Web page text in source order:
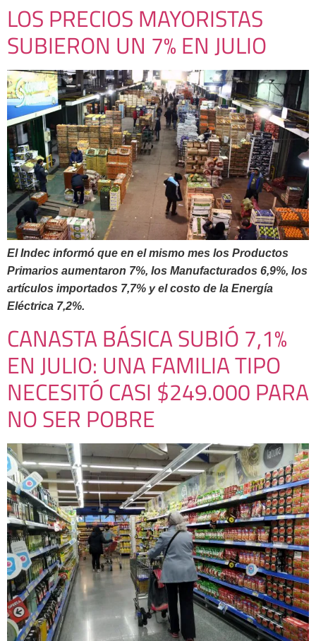
LOS PRECIOS MAYORISTAS
SUBIERON UN 7% EN JULIO
El Indec informó que en el mismo mes los Productos
Primarios aumentaron 7%, los Manufacturados 6,9%, los
artículos importados 7,7% y el costo de la Energía
Eléctrica 7,2%.
CANASTA BÁSICA SUBIÓ 7,1%
EN JULIO: UNA FAMILIA TIPO
NECESITÓ CASI $249.000 PARA
NO SER POBRE